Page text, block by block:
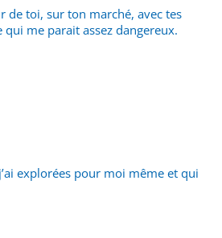
de toi, sur ton marché, avec tes
me parait assez dangereux.
explorées pour moi même et qui